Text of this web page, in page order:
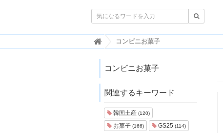
韓
国
レ
情
・
韓
国
コンビニお菓子
コンビニお菓子
関連するキーワード
韓国土産 (120)
お菓子 (166) GS25 (114)